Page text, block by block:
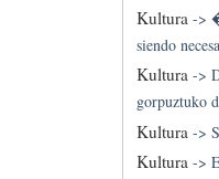
Kultura->
siendo
Kultura->
gorpuztuko
Kultura ->
Kultura->